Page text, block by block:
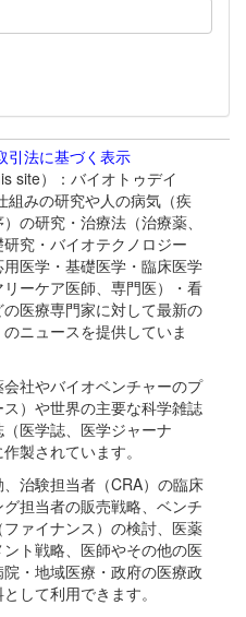
引法に基づく表示
site）：バイオトゥデイ
組みの研究や人の病気（疾
の研究・治療法（治療薬、
究・バイオテクノロジー
用医学・基礎医学・臨床医学
ーケア医師、専門医）・看
医療専門家に対して最新の
ニュースを提供していま
社やバイオベンチャーのプ
）や世界の主要な科学雑誌
（医学誌、医学ジャーナ
製されています。
治験担当者（CRA）の臨床
担当者の販売戦略、ベンチ
ァイナンス）の検討、医薬
ト戦略、医師やその他の医
・地域医療・政府の医療政
して利用できます。